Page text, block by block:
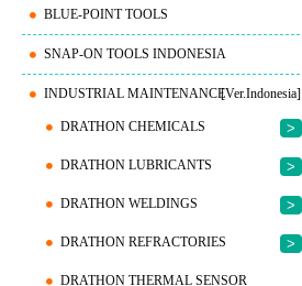
BLUE-POINT TOOLS
SNAP-ON TOOLS INDONESIA
INDUSTRIAL MAINTENANCE[Ver.Indonesia]
DRATHON CHEMICALS >
DRATHON LUBRICANTS >
DRATHON WELDINGS >
DRATHON REFRACTORIES >
DRATHON THERMAL SENSOR